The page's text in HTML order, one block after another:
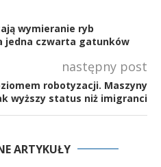
wymieranie ryb
jedna czwarta gatunków
następny post
robotyzacji. Maszyny
wyższy status niż imigranci
ARTYKUŁY